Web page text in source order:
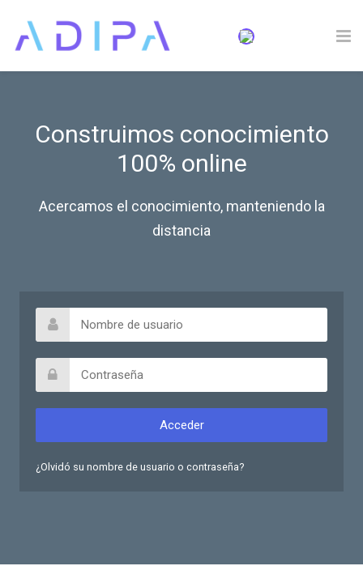
Construimos conocimiento
100% online
Acercamos el conocimiento, manteniendo la
distancia
¿Olvidó su nombre de usuario o contraseña?